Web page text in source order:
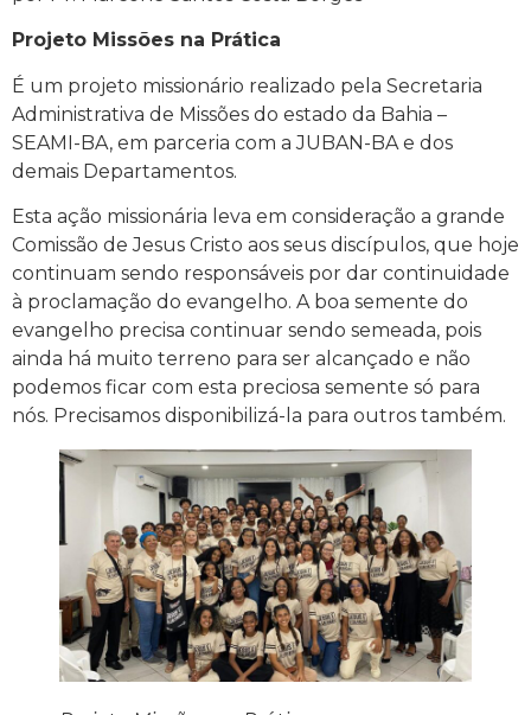
Projeto Missões na Prática
É um projeto missionário realizado pela Secretaria
Administrativa de Missões do estado da Bahia –
SEAMI-BA, em parceria com a JUBAN-BA e dos
demais Departamentos.
Esta ação missionária leva em consideração a grande
Comissão de Jesus Cristo aos seus discípulos, que hoje
continuam sendo responsáveis por dar continuidade
à proclamação do evangelho. A boa semente do
evangelho precisa continuar sendo semeada, pois
ainda há muito terreno para ser alcançado e não
podemos ficar com esta preciosa semente só para
nós. Precisamos disponibilizá-la para outros também.